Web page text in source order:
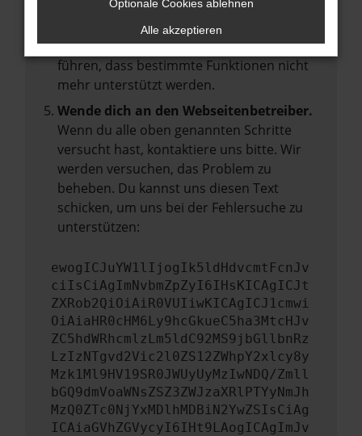
Veraltete Software birgt nicht nur ein
Sicherheitsrisiko, sondern kann auch dazu
führen, dass bestimmte Funktionen nicht
mehr unterstützt werden.
Wende dich an den Webseitenbetreiber.
Wenn du alle oben genannten Schritte
versucht hast, kontaktiere uns bitte. Wir
werden versuchen, das Problem zu
beheben. Du kannst uns diesen Text
schicken, um uns bei der Fehlersuche zu
unterstützen:
ewogICJuYW1lIjogIk5ldHdvcmtFcnJv
ciIsCiAgImNvbmZpZyI6IHsKICAgICJt
ZXRob2QiOiAiR0VUIiwKICAgICJ1cmwi
OiAiaHR0cHM6Ly9hcGkueC5ha3MtcHJv
ZC5hdWRhcmlzLm5ldC92MS9jbGllbnRz
LzIzNTgvd2Vic2l0ZS12ZWhpY2xlcy8y
Mzk1Ml9HV19SR0JWUyUyMzIwNDQ/Zmll
bGQ9dmVoaWNsZSZ3ZWJzaXRlPTYyNmJh
MzQ0ZTc0NjYxMDlhMDBiN2YwZSIsCiAg
ICAiaGVhZGVycyI6IHt9LAogICAgImJv
Optionale Cookies ablehnen
Alle akzeptieren